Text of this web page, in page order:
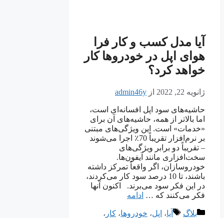
آیا مدل کسب و کار فرا
هوای اپل در خودروها کار
خواهد کرد؟
ژانویه 22, 2022 از admin46y
حاشیه‌های سود اپل افسانه‌ای است،
اما بالاتر از همه، حاشیه‌های آن برای
«خدمات» است. این ویژگی‌های مبتنی
بر نرم‌افزار تقریباً 70٪ اجرا می‌شوند
– تقریباً دو برابر ویژگی‌های
سخت‌افزاری مانند آیفون‌ها.
خودروسازان، اگر واقعاً تمرکز داشته
باشند، تا 10 درصد سود کار می‌کردند،
در این فکر سود می‌برند. اکنون آنها
فکر می‌کنند که … ادامه
دسته‌ها
بلاگ برچسب‌ها
آیا، اپل، خودروها، کار ،